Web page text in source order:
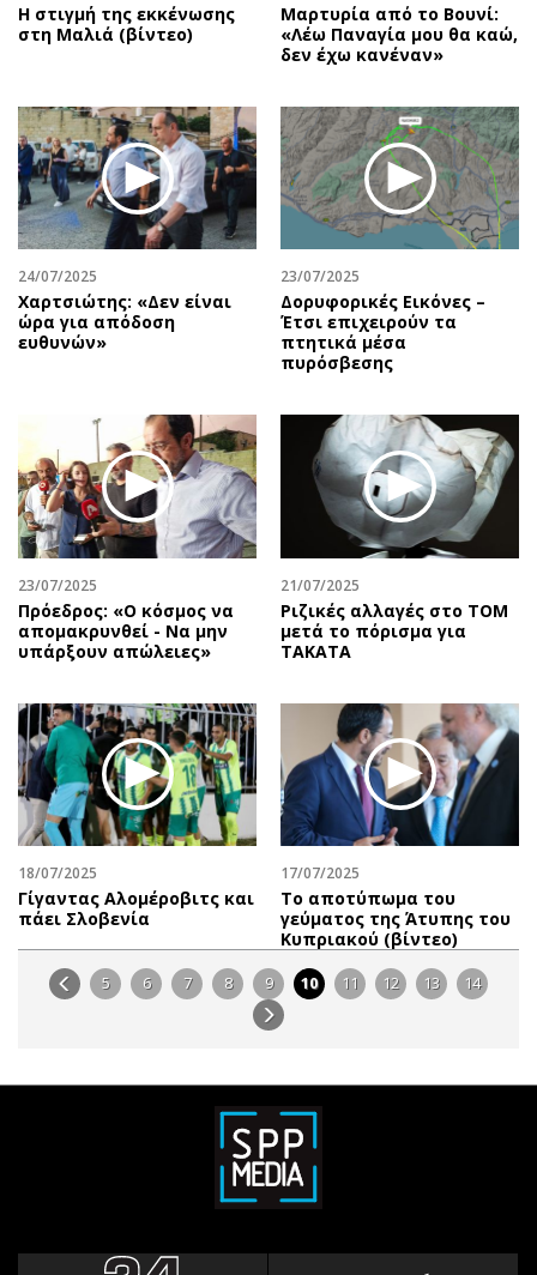
H στιγμή της εκκένωσης
στη Μαλιά (βίντεο)
Μαρτυρία από το Βουνί:
«Λέω Παναγία μου θα καώ,
δεν έχω κανέναν»
24/07/2025
Χαρτσιώτης: «Δεν είναι
ώρα για απόδοση
ευθυνών»
23/07/2025
Δορυφορικές Εικόνες –
Έτσι επιχειρούν τα
πτητικά μέσα
πυρόσβεσης
23/07/2025
Πρόεδρος: «Ο κόσμος να
απομακρυνθεί - Να μην
υπάρξουν απώλειες»
21/07/2025
Ριζικές αλλαγές στο ΤΟΜ
μετά το πόρισμα για
TAKATA
18/07/2025
Γίγαντας Αλομέροβιτς και
πάει Σλοβενία
17/07/2025
Το αποτύπωμα του
γεύματος της Άτυπης του
Κυπριακού (βίντεο)
5 6 7 8 9 10 11 12 13 14